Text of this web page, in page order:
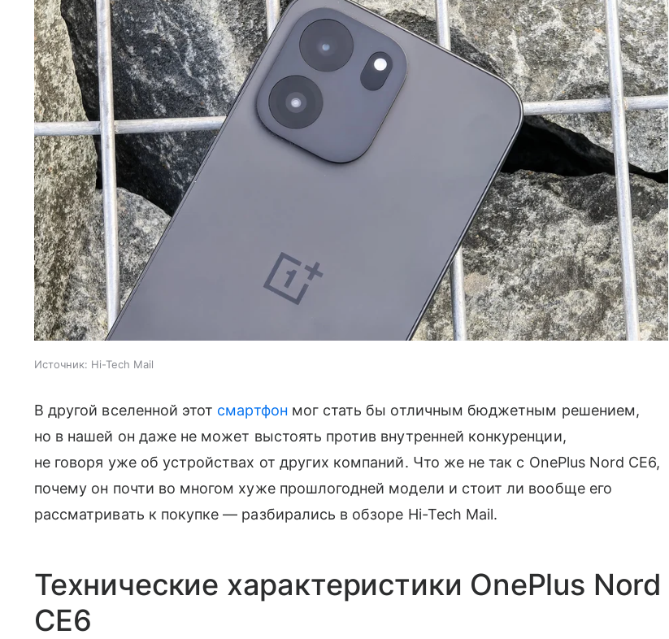
Источник: Hi-Tech Mail
В другой вселенной этот смартфон мог стать бы отличным бюджетным решением,
но в нашей он даже не может выстоять против внутренней конкуренции,
не говоря уже об устройствах от других компаний. Что же не так с OnePlus Nord CE6,
почему он почти во многом хуже прошлогодней модели и стоит ли вообще его
рассматривать к покупке — разбирались в обзоре Hi-Tech Mail.
Технические характеристики OnePlus Nord
CE6